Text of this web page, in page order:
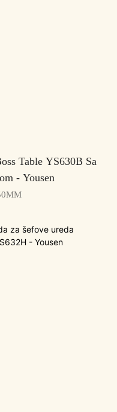
Table YS630B Sa
- Yousen